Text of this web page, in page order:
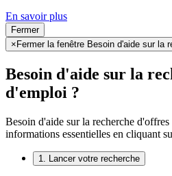
En savoir plus
Fermer
× Fermer la fenêtre Besoin d'aide sur la
Besoin d'aide sur la
d'emploi ?
Besoin d'aide sur la recherche
informations essentielles en cliquant
1. Lancer votre recherche